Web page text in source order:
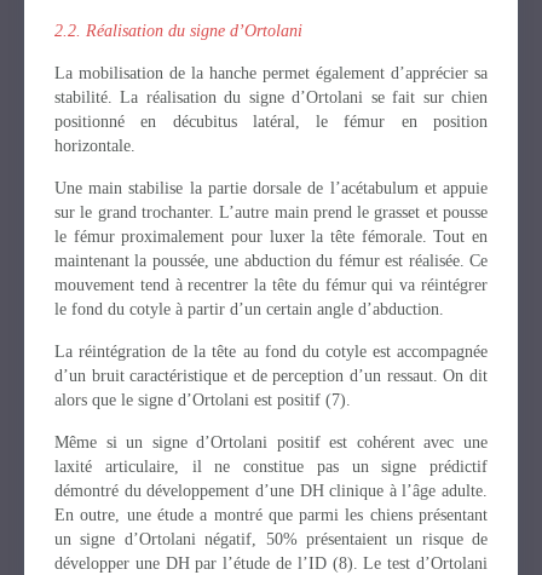
2.2. Réalisation du signe d’Ortolani
La mobilisation de la hanche permet également d’apprécier sa
stabilité. La réalisation du signe d’Ortolani se fait sur chien
positionné en décubitus latéral, le fémur en position
horizontale.
Une main stabilise la partie dorsale de l’acétabulum et appuie
sur le grand trochanter. L’autre main prend le grasset et pousse
le fémur proximalement pour luxer la tête fémorale. Tout en
maintenant la poussée, une abduction du fémur est réalisée. Ce
mouvement tend à recentrer la tête du fémur qui va réintégrer
le fond du cotyle à partir d’un certain angle d’abduction.
La réintégration de la tête au fond du cotyle est accompagnée
d’un bruit caractéristique et de perception d’un ressaut. On dit
alors que le signe d’Ortolani est positif (7).
Même si un signe d’Ortolani positif est cohérent avec une
laxité articulaire, il ne constitue pas un signe prédictif
démontré du développement d’une DH clinique à l’âge adulte.
En outre, une étude a montré que parmi les chiens présentant
un signe d’Ortolani négatif, 50% présentaient un risque de
développer une DH par l’étude de l’ID (8). Le test d’Ortolani